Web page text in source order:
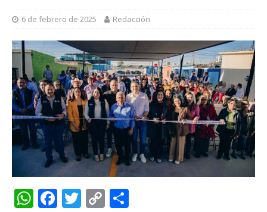
6 de febrero de 2025 Redacción
W F T C